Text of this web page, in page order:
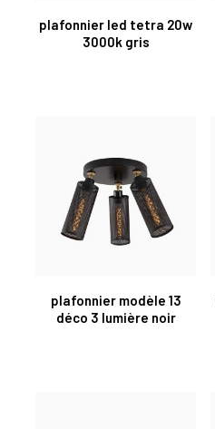
plafonnier led tetra 20w
3000k gris
plafonnier modèle 13
déco 3 lumière noir